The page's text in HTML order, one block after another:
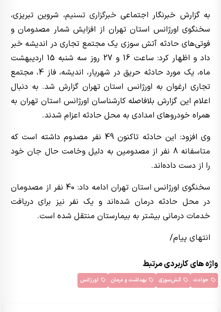
به گزارش خبرنگار اجتماعی خبرگزاری تسنیم، شروین تبریزی،
سخنگوی اورژانس استان تهران از افزایش شمار مصدومان و
فوتی‌های حادثه آتش سوزی یک مجتمع تجاری در اندیشه خبر
داد و اظهار کرد: ساعت 16 و 27 روز سه شنبه 15 اردیبهشت
ماه، یک مورد حادثه حریق در شهریار، اندیشه، فاز 4، مجتمع
تجاری ارغوان به اورژانس استان تهران گزارش شد‌. به دنبال
اعلام این گزارش بلافاصله کارشناسان اورژانس استان تهران به
همراه خودروهای امدادی به محل حادثه اعزام شدند.
وی افزود: این حادثه تاکنون 49 نفر مصدوم داشته است که
متاسفانه 8 نفر از مصدومین به دلیل وخامت حال جان خود
را از دست داده‌اند.
سخنگوی اورژانس استان تهران ادامه داد: 40 نفر از مصدومان
در محل حادثه درمان شده‌اند و یک نفر نیز برای دریافت
خدمات درمانی بیشتر به بیمارستان منتقل شده است.
انتهای پیام/
واژه های کاربردی مرتبط
حوادث آتش‌سوزی بهداشت و درمان اورژانس